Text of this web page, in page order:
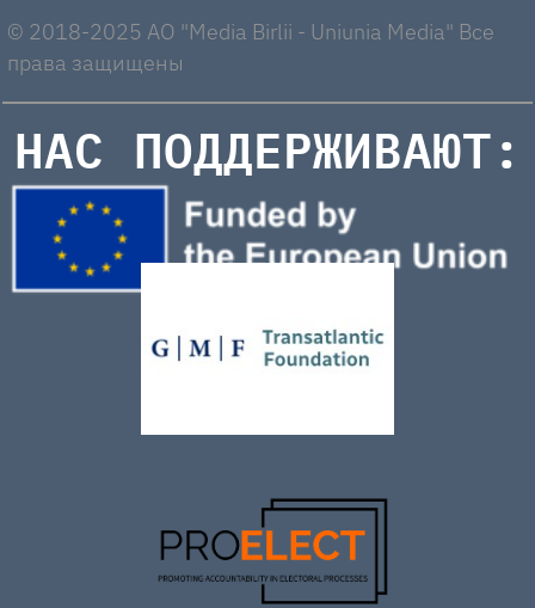
© 2018-2025 AO "Media Birlii - Uniunia Media" Все
права защищены
НАС ПОДДЕРЖИВАЮТ: